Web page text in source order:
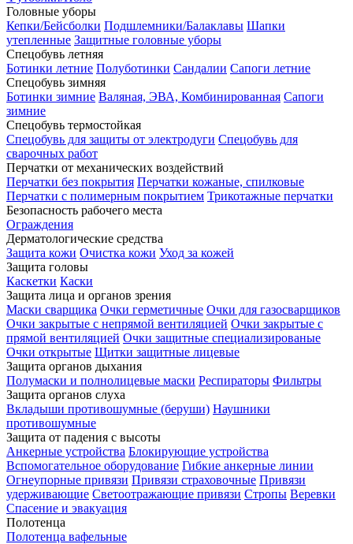
Головные уборы
Кепки/Бейсболки Подшлемники/Балаклавы Шапки
утепленные Защитные головные уборы
Спецобувь летняя
Ботинки летние Полуботинки Сандалии Сапоги летние
Спецобувь зимняя
Ботинки зимние Валяная, ЭВА, Комбинированная Сапоги
зимние
Спецобувь термостойкая
Спецобувь для защиты от электродуги Спецобувь для
сварочных работ
Перчатки от механических воздействий
Перчатки без покрытия Перчатки кожаные, спилковые
Перчатки с полимерным покрытием Трикотажные перчатки
Безопасность рабочего места
Ограждения
Дерматологические средства
Защита кожи Очистка кожи Уход за кожей
Защита головы
Каскетки Каски
Защита лица и органов зрения
Маски сварщика Очки герметичные Очки для газосварщиков
Очки закрытые с непрямой вентиляцией Очки закрытые с
прямой вентиляцией Очки защитные специализированые
Очки открытые Щитки защитные лицевые
Защита органов дыхания
Полумаски и полнолицевые маски Респираторы Фильтры
Защита органов слуха
Вкладыши противошумные (беруши) Наушники
противошумные
Защита от падения с высоты
Анкерные устройства Блокирующие устройства
Вспомогательное оборудование Гибкие анкерные линии
Огнеупорные привязи Привязи страховочные Привязи
удерживающие Светоотражающие привязи Стропы Веревки
Спасение и эвакуация
Полотенца
Полотенца вафельные